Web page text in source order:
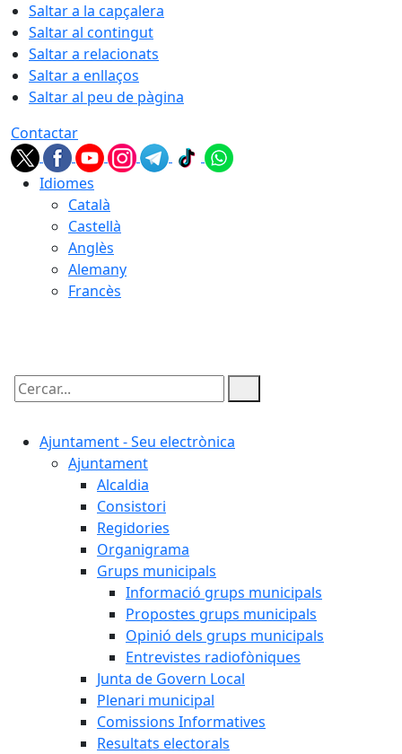
Saltar a la capçalera
Saltar al contingut
Saltar a relacionats
Saltar a enllaços
Saltar al peu de pàgina
Contactar
Idiomes
Català
Castellà
Anglès
Alemany
Francès
Cercar:
Ajuntament - Seu electrònica
Ajuntament
Alcaldia
Consistori
Regidories
Organigrama
Grups municipals
Informació grups municipals
Propostes grups municipals
Opinió dels grups municipals
Entrevistes radiofòniques
Junta de Govern Local
Plenari municipal
Comissions Informatives
Resultats electorals